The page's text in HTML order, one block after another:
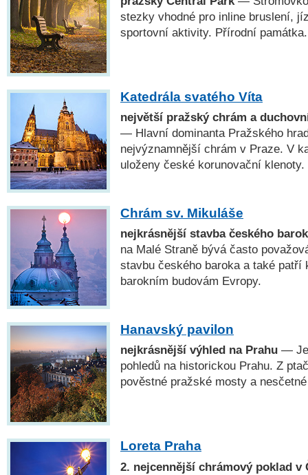
stezky vhodné pro inline bruslení,
sportovní aktivity. Přírodní památka.
Katedrála svatého Víta
největší pražský chrám a
— Hlavní dominanta Pražského
nejvýznamnější chrám v Praze. V
uloženy české korunovační klenoty.
Chrám sv. Mikuláše
nejkrásnější stavba českého
na Malé Straně bývá často
stavbu českého baroka a také patří
barokním budovám Evropy.
Hanavský pavilon
nejkrásnější výhled na Prahu —
pohledů na historickou Prahu. Z
pověstné pražské mosty a
Loreta Praha
2. nejcennější chrámový poklad v